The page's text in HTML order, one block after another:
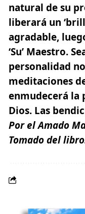
natural de su
liberará un
agradable,
‘Su’ Maestro.
personalidad
meditaciones
enmudecerá la
Dios. Las
Por el Amado
Tomado del